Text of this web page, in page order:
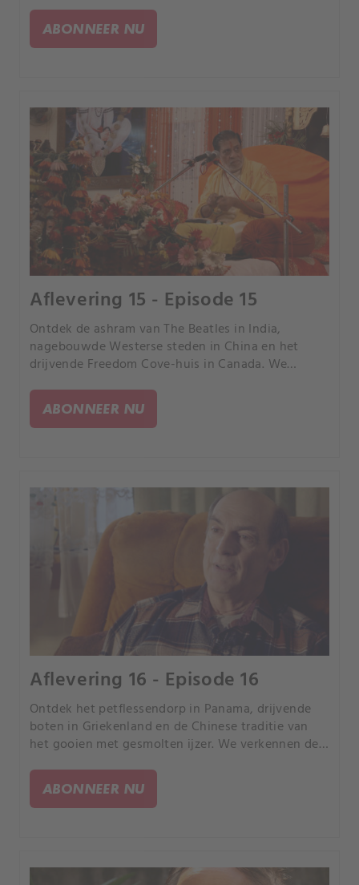
naar de verlaten resorts in Bombay Beach in
Californië.
ABONNEER NU
Aflevering 15 - Episode 15
Ontdek de ashram van The Beatles in India,
nagebouwde Westerse steden in China en het
drijvende Freedom Cove-huis in Canada. We
een Braziliaans park met slechts één boom en een
glasfabriek in Israël.
ABONNEER NU
Aflevering 16 - Episode 16
Ontdek het petflessendorp in Panama, drijvende
boten in Griekenland en de Chinese traditie van
het gooien met gesmolten ijzer. We verkennen de
de impact van de Centralia-mijnbrand in
Pennsylvania.
ABONNEER NU